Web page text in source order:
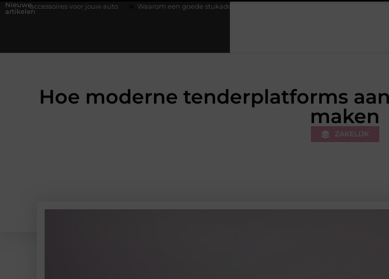
Nieuwe
artikelen
voor jouw auto Waarom een goede stukadoorgroothandel het werk van de stukadoor makkelijker maakt
Hoe moderne tenderplatforms
maken
ZAKELIJK